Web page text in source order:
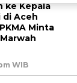
ke Kepala
di Aceh
Minta
WIB